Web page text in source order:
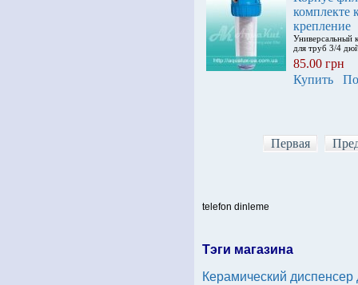
комплекте
крепление
Универсальный
для труб 3/4
85.00 грн
Купить
Первая
telefon dinleme
Тэги магазина
Керамический